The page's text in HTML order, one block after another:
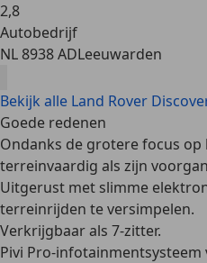
2,8
Autobedrijf
NL 8938 ADLeeuwarden
Bekijk alle Land Rover
Goede redenen
Ondanks de grotere focus op
terreinvaardig als zijn
Uitgerust met slimme
terreinrijden te versimpelen.
Verkrijgbaar als 7-zitter.
Pivi Pro-